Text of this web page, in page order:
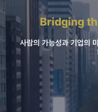
Bridging
사람의 가능성과 기업의